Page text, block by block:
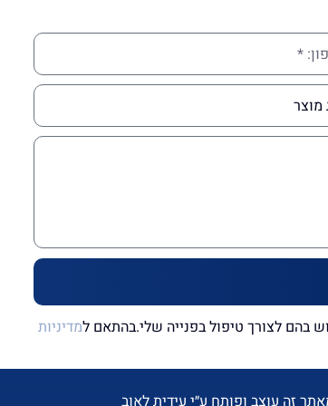
לצורך טיפול בפנייה שלי.בהתאם למדיניות
אתר זה עוצב ופותח ע״י עידית לאוב